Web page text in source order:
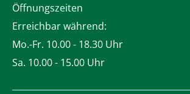
Öffnungszeiten
Erreichbar während:
Mo.-Fr. 10.00 - 18.30 Uhr
Sa. 10.00 - 15.00 Uhr